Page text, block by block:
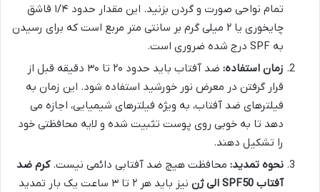
تمام نواحی صورت و گردن بزنید. این مقدار حدود ۱/۴ قاشق
چایخوری یا ۲ میلی گرم بر سانتی متر مربع است که برای رسیدن
به SPF درج شده ضروری است.
زمان استفاده:
ضد آفتاب باید حدود ۲۰ تا ۳۰ دقیقه قبل از
قرار گرفتن در معرض نور خورشید استفاده شود. این زمان به
فیلترهای ضد آفتاب، به ویژه فیلترهای شیمیایی، اجازه می
دهد تا به خوبی روی پوست تثبیت شده و لایه محافظتی خود
را تشکیل دهند.
نحوه تمدید: محافظت هیچ ضد آفتابی دائمی نیست.کرم ضد
آفتاب SPF50 الی ژن
نیز باید هر ۲ تا ۳ ساعت یک بار تمدید